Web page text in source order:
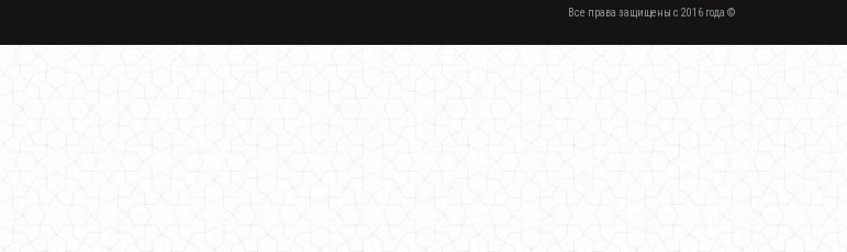
Все права защищены c 2016 года ©